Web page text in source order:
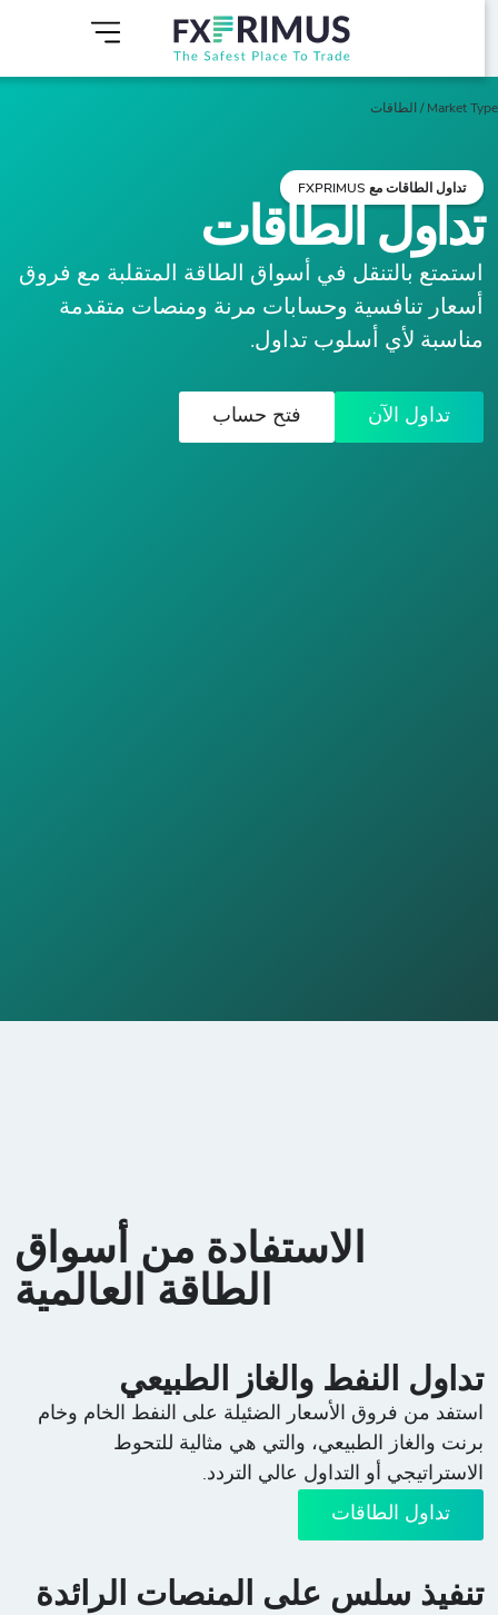
تداول الطاقات مع FXPRIMUS
تداول الطاقات
استمتع بالتنقل في أسواق الطاقة المتقلبة مع فروق
أسعار تنافسية وحسابات مرنة ومنصات متقدمة
مناسبة لأي أسلوب تداول.
تداول الآن فتح حساب
Market
/الطاقات
الاستفادة من أسواق
الطاقة العالمية
تداول النفط والغاز الطبيعي
استفد من فروق الأسعار الضئيلة على النفط الخام وخام
برنت والغاز الطبيعي، والتي هي مثالية للتحوط
الاستراتيجي أو التداول عالي التردد.
تداول الطاقات
تنفيذ سلس على المنصات الرائدة